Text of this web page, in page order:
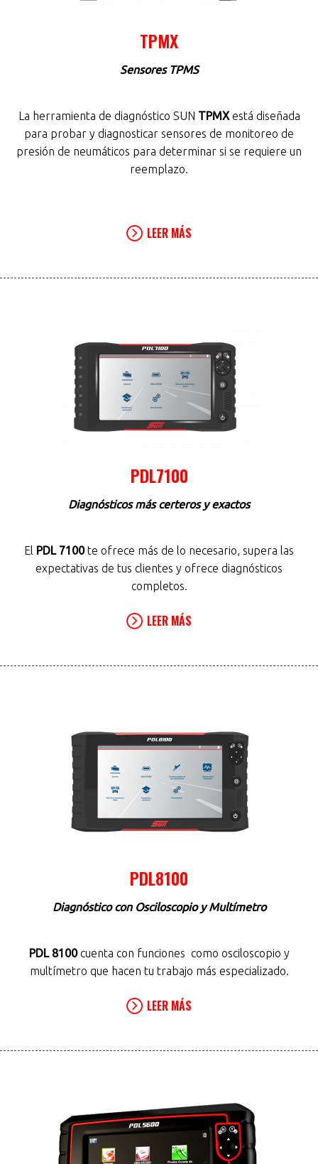
TPMX
Sensores TPMS
La herramienta de diagnóstico SUN TPMXestá diseñada
para probar y diagnosticar sensores de monitoreo de
presión de neumáticos para determinar si se requiere un
reemplazo.
LEER MÁS
PDL7100
Diagnósticos más certeros y exactos
El PDL 7100te ofrece más de lo necesario, supera las
expectativas de tus clientes y ofrece diagnósticos
completos.
LEER MÁS
PDL8100
Diagnóstico con Osciloscopio y Multímetro
PDL 8100cuenta con funciones como osciloscopio y
multímetro que hacen tu trabajo más especializado.
LEER MÁS